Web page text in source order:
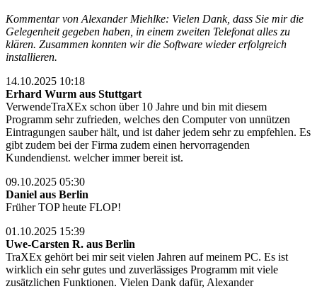
Kommentar von Alexander Miehlke: Vielen Dank, dass Sie mir die
Gelegenheit gegeben haben, in einem zweiten Telefonat alles zu
klären. Zusammen konnten wir die Software wieder erfolgreich
installieren.
14.10.2025 10:18
Erhard Wurm aus Stuttgart
VerwendeTraXEx schon über 10 Jahre und bin mit diesem
Programm sehr zufrieden, welches den Computer von unnützen
Eintragungen sauber hält, und ist daher jedem sehr zu empfehlen. Es
gibt zudem bei der Firma zudem einen hervorragenden
Kundendienst. welcher immer bereit ist.
09.10.2025 05:30
Daniel aus Berlin
Früher TOP heute FLOP!
01.10.2025 15:39
Uwe-Carsten R. aus Berlin
TraXEx gehört bei mir seit vielen Jahren auf meinem PC. Es ist
wirklich ein sehr gutes und zuverlässiges Programm mit viele
zusätzlichen Funktionen. Vielen Dank dafür, Alexander